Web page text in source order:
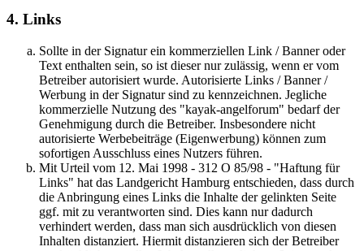
4. Links
Sollte in der Signatur ein kommerziellen Link / Banner oder
Text enthalten sein, so ist dieser nur zulässig, wenn er vom
Betreiber autorisiert wurde. Autorisierte Links / Banner /
Werbung in der Signatur sind zu kennzeichnen. Jegliche
kommerzielle Nutzung des "kayak-angelforum" bedarf der
Genehmigung durch die Betreiber. Insbesondere nicht
autorisierte Werbebeiträge (Eigenwerbung) können zum
sofortigen Ausschluss eines Nutzers führen.
Mit Urteil vom 12. Mai 1998 - 312 O 85/98 - "Haftung für
Links" hat das Landgericht Hamburg entschieden, dass durch
die Anbringung eines Links die Inhalte der gelinkten Seite
ggf. mit zu verantworten sind. Dies kann nur dadurch
verhindert werden, dass man sich ausdrücklich von diesen
Inhalten distanziert. Hiermit distanzieren sich der Betreiber